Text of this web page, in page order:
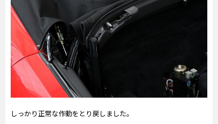
しっかり正常な作動をとり戻しました。